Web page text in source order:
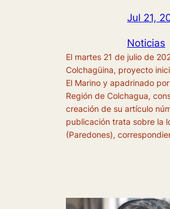
Jul 21,
Noticias
El martes 21 de julio de
Colchagüina, proyecto
El Marino y apadrinado
Región de Colchagua,
creación de su artículo
publicación trata sobre la
(Paredones),